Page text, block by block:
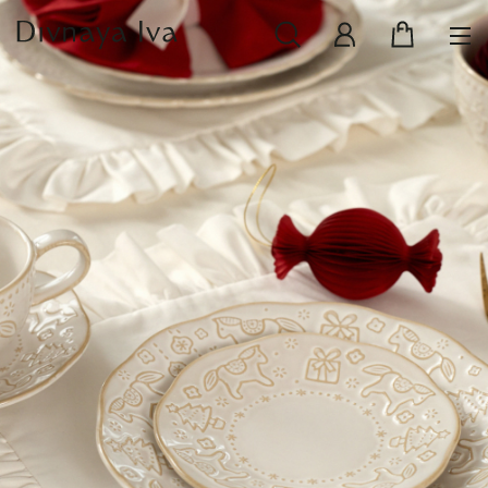
НОВИНКИ
СМОТРЕТЬ ВСЕ
РАСПРОДАЖА
ПОСУДА И СЕРВИРОВКА
ТЕКСТИЛЬ ДЛЯ ДОМА
ДЕКОР ДЛЯ ДОМА
МЕБЕЛЬ
КОЛЛЕКЦИИ ПОСТЕЛЬНОГО БЕЛЬЯ
КОЛЛЕКЦИЯ ИЗ МАССИВА ДУБА